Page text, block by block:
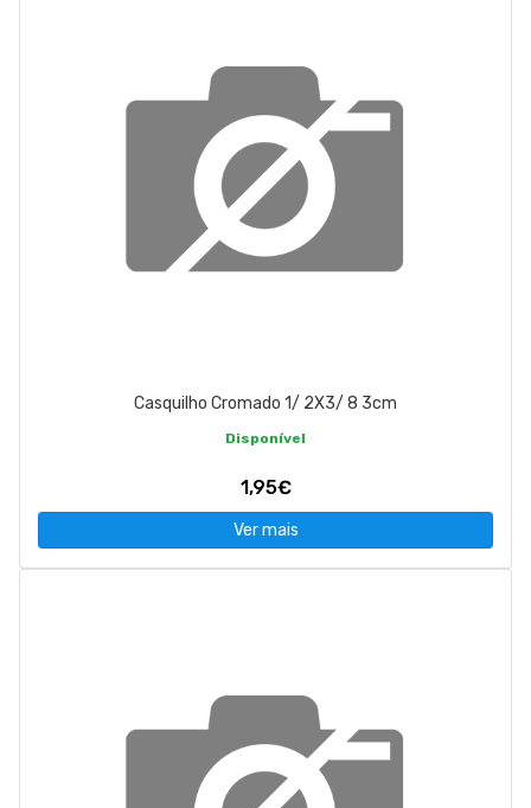
Casquilho Cromado 1/ 2X3/ 8 3cm
Disponível
1,95€
Ver mais